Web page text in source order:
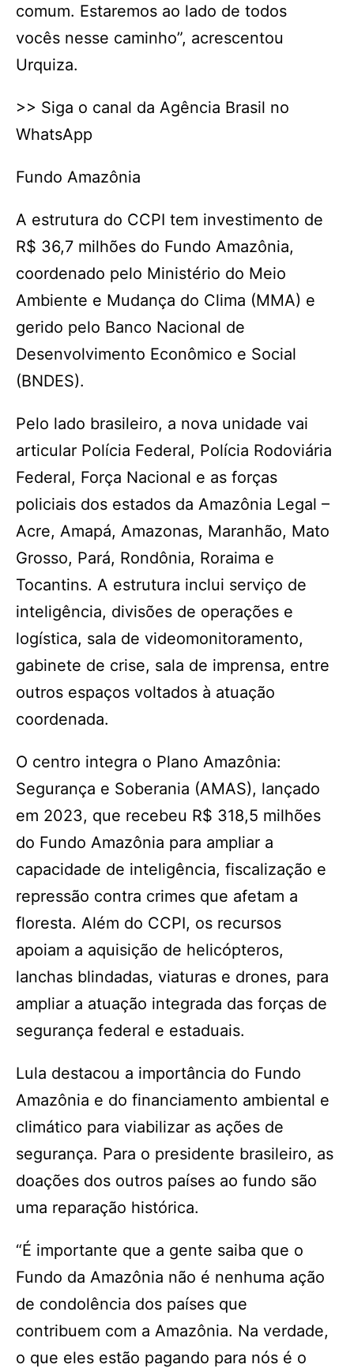
comum. Estaremos ao lado de todos
vocês nesse caminho”, acrescentou
Urquiza.
>> Siga o canal da Agência Brasil no
WhatsApp
Fundo Amazônia
A estrutura do CCPI tem investimento de
R$ 36,7 milhões do Fundo Amazônia,
coordenado pelo Ministério do Meio
Ambiente e Mudança do Clima (MMA) e
gerido pelo Banco Nacional de
Desenvolvimento Econômico e Social
(BNDES).
Pelo lado brasileiro, a nova unidade vai
articular Polícia Federal, Polícia Rodoviária
Federal, Força Nacional e as forças
policiais dos estados da Amazônia Legal –
Acre, Amapá, Amazonas, Maranhão, Mato
Grosso, Pará, Rondônia, Roraima e
Tocantins. A estrutura inclui serviço de
inteligência, divisões de operações e
logística, sala de videomonitoramento,
gabinete de crise, sala de imprensa, entre
outros espaços voltados à atuação
coordenada.
O centro integra o Plano Amazônia:
Segurança e Soberania (AMAS), lançado
em 2023, que recebeu R$ 318,5 milhões
do Fundo Amazônia para ampliar a
capacidade de inteligência, fiscalização e
repressão contra crimes que afetam a
floresta. Além do CCPI, os recursos
apoiam a aquisição de helicópteros,
lanchas blindadas, viaturas e drones, para
ampliar a atuação integrada das forças de
segurança federal e estaduais.
Lula destacou a importância do Fundo
Amazônia e do financiamento ambiental e
climático para viabilizar as ações de
segurança. Para o presidente brasileiro, as
doações dos outros países ao fundo são
uma reparação histórica.
“É importante que a gente saiba que o
Fundo da Amazônia não é nenhuma ação
de condolência dos países que
contribuem com a Amazônia. Na verdade,
o que eles estão pagando para nós é o